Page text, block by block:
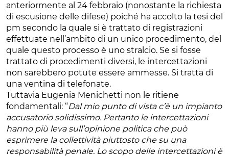
anteriormente al 24 febbraio (nonostante la richiesta
di escusione delle difese) poiché ha accolto la tesi del
pm secondo la quale si è trattato di registrazioni
effettuate nell’ambito di un unico procedimento, del
quale questo processo è uno stralcio. Se si fosse
trattato di procedimenti diversi, le intercettazioni
non sarebbero potute essere ammesse. Si tratta di
una ventina di telefonate.
Tuttavia Eugenia Menichetti non le ritiene
fondamentali: “Dal mio punto di vista c’è un impianto
accusatorio solidissimo. Pertanto le intercettazioni
hanno più leva sull’opinione politica che può
esprimere la collettività piuttosto che su una
responsabilità penale. Lo scopo delle intercettazioni è